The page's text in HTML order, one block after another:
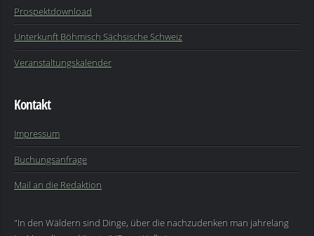
Prospektdownload
Unterkunft Böhmisch Sächsische Schweiz
Veranstaltungskalender
Kontakt
Impressum
Buchungsanfrage
Mail an die Redaktion
"In den Wäldern sind Dinge, über die nachzudenken man jahrelang